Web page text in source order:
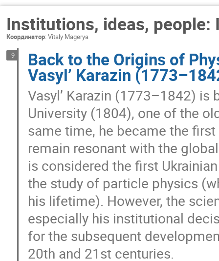
Institutions, ideas, people:
Координатор: Vitaly Magerya
9 Back to the Origins of
Vasyl’ Karazin
Vasyl’ Karazin (1773–1842)
University (1804), one of the
same time, he became the
remain resonant with the
is considered the first
the study of particle physics
his lifetime). However, the
especially his institutional
for the subsequent
20th and 21st centuries.